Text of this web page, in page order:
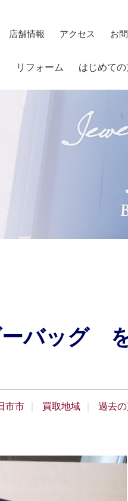
店舗情報 アクセス お
リフォーム はじめて
バッグ
市市 買取地域 過去